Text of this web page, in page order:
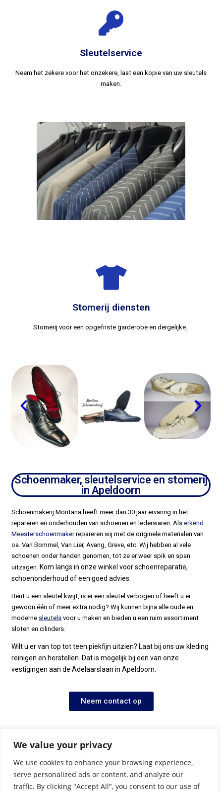
We value your privacy
We use cookies to enhance your browsing experience,
serve personalized ads or content, and analyze our
traffic. By clicking "Accept All", you consent to our use of
Sleutelservice
Neem het zekere voor het onzekere, laat een kopie van uw sleutels
maken.
Stomerij diensten
Stomerij voor een opgefriste garderobe en dergelijke.
Schoenmaker, sleutelservice en stomerij
in Apeldoorn
Schoenmakerij Montana heeft meer dan 30 jaar ervaring in het
repareren en onderhouden van schoenen en lederwaren. Alserkend
Meesterschoenmakerrepareren wij met de originele materialen van
oa. Van Bommel, Van Lier, Avang, Greve, etc. Wij hebben al vele
schoenen onder handen genomen, tot ze er weer spik en span
uitzagen. Kom langs in onze winkel voor schoenreparatie,
schoenonderhoud of een goed advies.
Bent u een sleutel kwijt, is er een sleutel verbogen of heeft u er
gewoon één of meer extra nodig? Wij kunnen bijna alle oude en
moderne sleutels voor u maken en bieden u een ruim assortiment
sloten en cilinders.
Wilt u er van top tot teen piekfijn uitzien? Laat bij ons uw kleding
reinigen en herstellen. Dat is mogelijk bij een van onze
vestigingen aan de Adelaarslaan in Apeldoorn.
Neem contact op